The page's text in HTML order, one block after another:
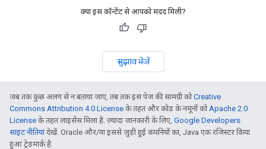
क्या इस कॉन्टेंट से आपको मदद मिली?
सुझाव भेजें
जब तक कुछ अलग से न बताया जाए, तब तक इस पेज की सामग्री कोCreative
Commons Attribution 4.0 License के तहत और कोड के नमूनों कोApache 2.0
License के तहत लाइसेंस मिला है. ज़्यादा जानकारी के लिए, Google Developers
साइट नीतियांदेखें. Oracle और/या इससे जुड़ी हुई कंपनियों का, Java एक रजिस्टर किया
हुआ ट्रेडमार्क है.